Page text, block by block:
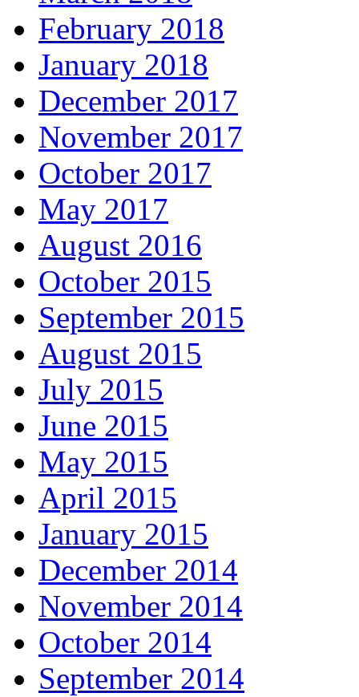
February 2018
January 2018
December 2017
November 2017
October 2017
May 2017
August 2016
October 2015
September 2015
August 2015
July 2015
June 2015
May 2015
April 2015
January 2015
December 2014
November 2014
October 2014
September 2014